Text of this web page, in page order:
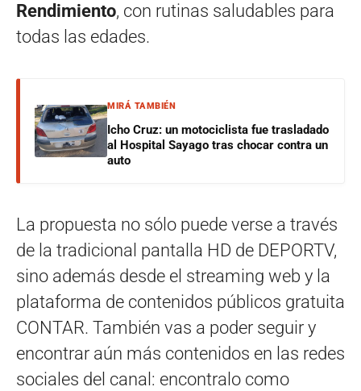
Rendimiento, con rutinas saludables para
todas las edades.
MIRÁ TAMBIÉN
Icho Cruz: un motociclista fue trasladado
al Hospital Sayago tras chocar contra un
auto
La propuesta no sólo puede verse a través
de la tradicional pantalla HD de DEPORTV,
sino además desde el streaming web y la
plataforma de contenidos públicos gratuita
CONTAR. También vas a poder seguir y
encontrar aún más contenidos en las redes
sociales del canal: encontralo como